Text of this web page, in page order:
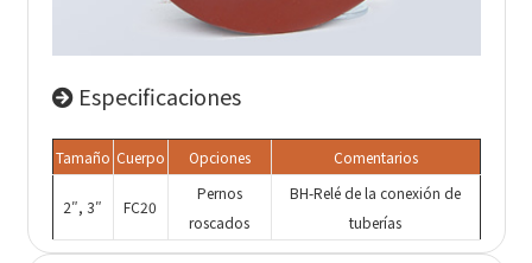
Especificaciones
Tamaño Cuerpo Opciones Comentarios
2″, 3″ FC20
Pernos
roscados
BH-Relé de la conexión de
tuberías